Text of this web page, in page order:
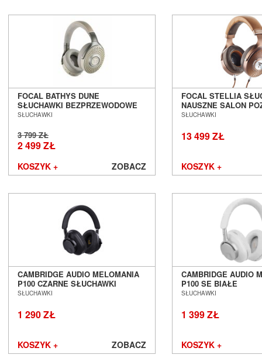
FOCAL BATHYS DUNE
SŁUCHAWKI BEZPRZEWODOWE
WOKÓŁUSZNE ZAMKNIĘTE
DOSTĘPNE OD RĘKI ---
SŁUCHAWKI
3 799 ZŁ
2 499 ZŁ
KOSZYK + ZOBACZ
FOCAL STELLIA
NAUSZNE SALON
WROCŁAW
SŁUCHAWKI
13 499 ZŁ
KOSZYK +
CAMBRIDGE AUDIO MELOMANIA
P100 CZARNE SŁUCHAWKI
BEZPRZEWODOWE NAUSZNE
WROCŁAW
SŁUCHAWKI
1 290 ZŁ
KOSZYK + ZOBACZ
CAMBRIDGE AUDIO
P100 SE BIAŁE
BEZPRZEWODOWE
POZNAŃ WROCŁAW
SŁUCHAWKI
1 399 ZŁ
KOSZYK +